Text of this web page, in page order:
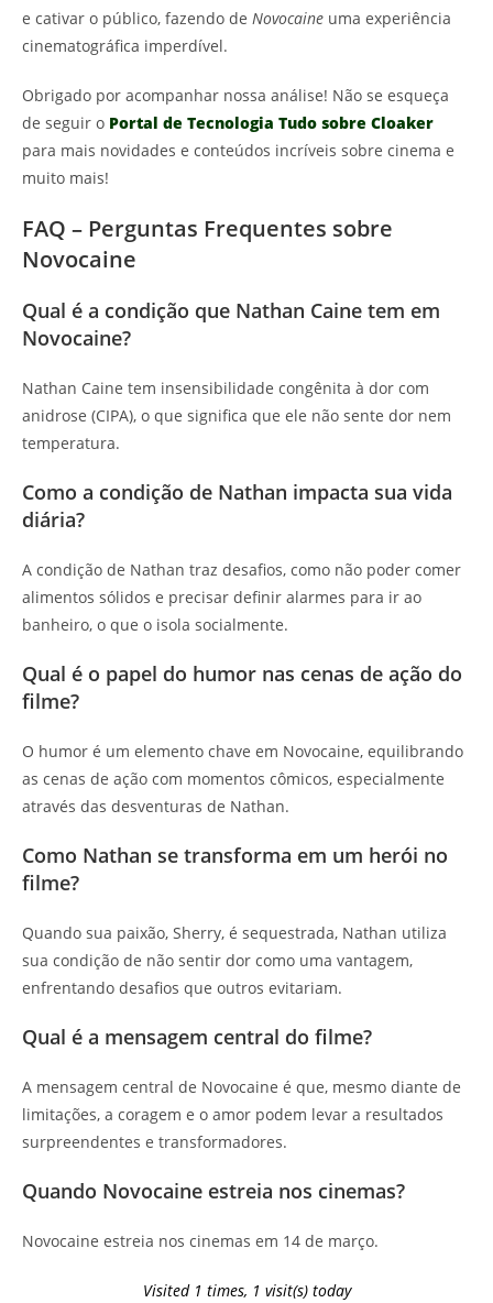
e cativar o público, fazendo de Novocaine uma experiência
cinematográfica imperdível.
Obrigado por acompanhar nossa análise! Não se esqueça
de seguir o Portal de Tecnologia Tudo sobre Cloaker
para mais novidades e conteúdos incríveis sobre cinema e
muito mais!
FAQ – Perguntas Frequentes sobre
Novocaine
Qual é a condição que Nathan Caine tem em
Novocaine?
Nathan Caine tem insensibilidade congênita à dor com
anidrose (CIPA), o que significa que ele não sente dor nem
temperatura.
Como a condição de Nathan impacta sua vida
diária?
A condição de Nathan traz desafios, como não poder comer
alimentos sólidos e precisar definir alarmes para ir ao
banheiro, o que o isola socialmente.
Qual é o papel do humor nas cenas de ação do
filme?
O humor é um elemento chave em Novocaine, equilibrando
as cenas de ação com momentos cômicos, especialmente
através das desventuras de Nathan.
Como Nathan se transforma em um herói no
filme?
Quando sua paixão, Sherry, é sequestrada, Nathan utiliza
sua condição de não sentir dor como uma vantagem,
enfrentando desafios que outros evitariam.
Qual é a mensagem central do filme?
A mensagem central de Novocaine é que, mesmo diante de
limitações, a coragem e o amor podem levar a resultados
surpreendentes e transformadores.
Quando Novocaine estreia nos cinemas?
Novocaine estreia nos cinemas em 14 de março.
Visited 1 times, 1 visit(s) today